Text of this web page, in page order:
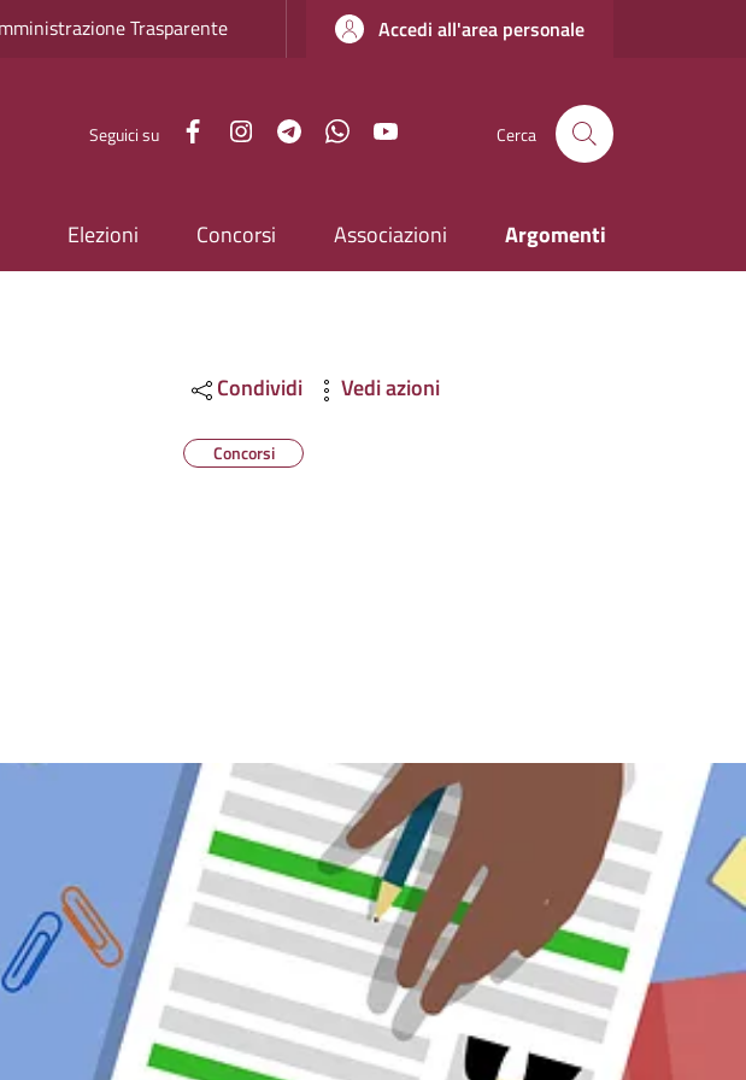
Trasparente Accedi all'area personale
Seguici su FacebookInstagramTelegramWhatsApp Cerca
Elezioni Concorsi Associazioni Argomenti
Condividi Vedi azioni
Concorsi